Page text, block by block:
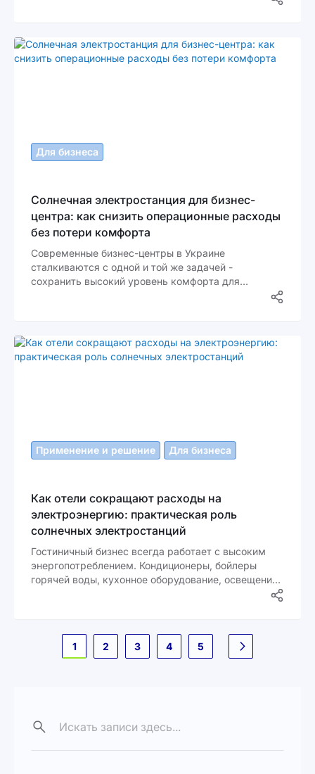
освещение торгового зала и подсобных помещений
работают практически круглосуточно. В
результате электроэнергия становится одной из
Для бизнеса
Солнечная электростанция для бизнес-
центра: как снизить операционные расходы
без потери комфорта
Современные бизнес-центры в Украине
сталкиваются с одной и той же задачей -
сохранить высокий уровень комфорта для
Системы кондиционирования, освещение общих
зон, серверные, лифты, вентиляция и зарядка
техники работают практически без остановки.
Применение и решение Для бизнеса
Как отели сокращают расходы на
электроэнергию: практическая роль
солнечных электростанций
Гостиничный бизнес всегда работает с высоким
энергопотреблением. Кондиционеры, бойлеры
горячей воды, кухонное оборудование, освещение
вопрос оптимизации затрат становится
стратегическим.
1 2 3 4 5 Следующее